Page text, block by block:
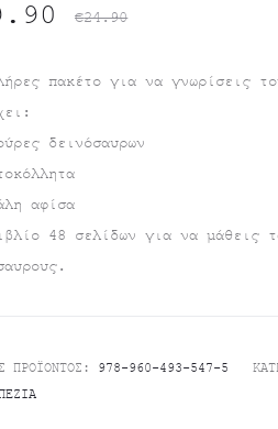
πακέτο για να γνωρίσεις
δεινόσαυρων
αφίσα
48 σελίδων για να μάθεις
€24.90
ΠΡΟΪΌΝΤΟΣ: 978-960-493-547-5